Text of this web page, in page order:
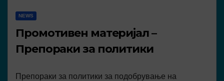
NEWS
Промотивен материјал –
Препораки за политики
Препораки за политики за подобрување на